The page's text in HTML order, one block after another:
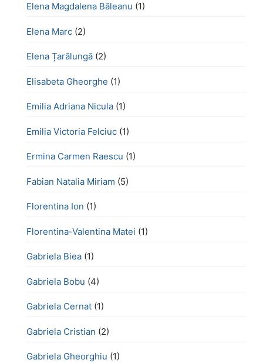
Elena Magdalena Băleanu (1)
Elena Marc (2)
Elena Țarălungă (2)
Elisabeta Gheorghe (1)
Emilia Adriana Nicula (1)
Emilia Victoria Felciuc (1)
Ermina Carmen Raescu (1)
Fabian Natalia Miriam (5)
Florentina Ion (1)
Florentina-Valentina Matei (1)
Gabriela Biea (1)
Gabriela Bobu (4)
Gabriela Cernat (1)
Gabriela Cristian (2)
Gabriela Gheorghiu (1)